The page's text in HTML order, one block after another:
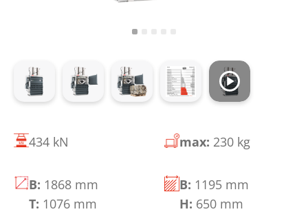
434 kN max: 230 kg
B: 1868 mm
T: 1076 mm
B: 1195 mm
H: 650 mm